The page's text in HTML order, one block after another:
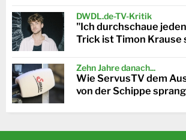
DWDL.de-TV-Kritik
"Ich durchschaue
Trick ist Timon Krause
Zehn Jahre danach...
Wie ServusTV dem
von der Schippe sprang